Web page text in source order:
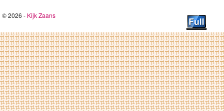
© 2026 - Kijk Zaans